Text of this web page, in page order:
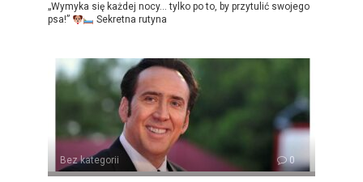
„Wymyka się każdej nocy… tylko po to, by przytulić swojego
psa!”
Sekretna rutyna
Bez kategorii 0